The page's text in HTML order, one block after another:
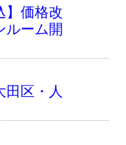
】価格改
ルーム開
区・人